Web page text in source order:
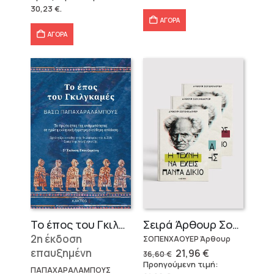
was:
39,79 €.
30,23€.
ΑΓΟΡΑ
ΑΓΟΡΑ
Το έπος του Γκιλγκαμές
2η έκδοση
επαυξημένη
ΠΑΠΑΧΑΡΑΛΑΜΠΟΥΣ
Σειρά Άρθουρ Σοπενχάουερ (3 βιβλία)
ΣΟΠΕΝΧΑΟΥΕΡ Άρθουρ
36,60€ Original
price
was:
21,96€Η
τρέχουσα
τιμή
Προηγούμενη τιμή: